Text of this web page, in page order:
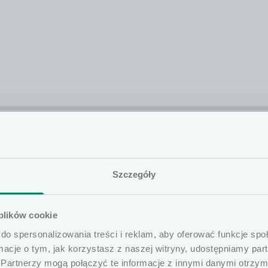
Szczegóły
cookie
spersonalizowania treści i reklam, aby oferować funkcje
o tym, jak korzystasz z naszej witryny, udostępniamy
mogą połączyć te informacje z innymi danymi
emul­s­ja
pro­fesjon­al­nie związanych z dziedz­iną wyrobów
ofer­tę do osób wykonu­ją­cych zawód
oraz ich pra­cown­ików i